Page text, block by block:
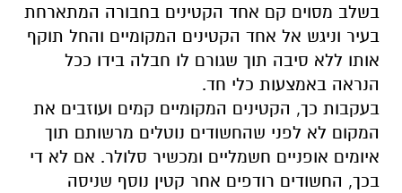
בשלב מסוים קם אחד הקטינים בחבורה המתארחת
בעיר וניגש אל אחד הקטינים המקומיים והחל תוקף
אותו ללא סיבה תוך שגורם לו חבלה בידו ככל
הנראה באמצעות כלי חד.
בעקבות כך, הקטינים המקומיים קמים ועוזבים את
המקום לא לפני שהחשודים נוטלים מרשותם תוך
איומים אופניים חשמליים ומכשיר סלולר. אם לא די
בכך, החשודים רודפים אחר קטין נוסף שניסה